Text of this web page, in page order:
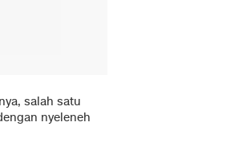
salah satu
nyeleneh